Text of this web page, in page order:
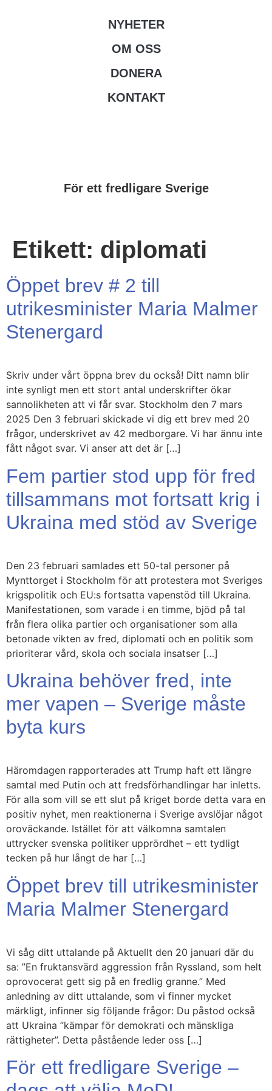
NYHETER
OM OSS
DONERA
KONTAKT
För ett fredligare Sverige
Etikett: diplomati
Öppet brev # 2 till
utrikesminister Maria Malmer
Stenergard
Skriv under vårt öppna brev du också! Ditt namn blir
inte synligt men ett stort antal underskrifter ökar
sannolikheten att vi får svar. Stockholm den 7 mars
2025 Den 3 februari skickade vi dig ett brev med 20
frågor, underskrivet av 42 medborgare. Vi har ännu inte
fått något svar. Vi anser att det är […]
Fem partier stod upp för fred
tillsammans mot fortsatt krig i
Ukraina med stöd av Sverige
Den 23 februari samlades ett 50-tal personer på
Mynttorget i Stockholm för att protestera mot Sveriges
krigspolitik och EU:s fortsatta vapenstöd till Ukraina.
Manifestationen, som varade i en timme, bjöd på tal
från flera olika partier och organisationer som alla
betonade vikten av fred, diplomati och en politik som
prioriterar vård, skola och sociala insatser […]
Ukraina behöver fred, inte
mer vapen – Sverige måste
byta kurs
Häromdagen rapporterades att Trump haft ett längre
samtal med Putin och att fredsförhandlingar har inletts.
För alla som vill se ett slut på kriget borde detta vara en
positiv nyhet, men reaktionerna i Sverige avslöjar något
oroväckande. Istället för att välkomna samtalen
uttrycker svenska politiker upprördhet – ett tydligt
tecken på hur långt de har […]
Öppet brev till utrikesminister
Maria Malmer Stenergard
Vi såg ditt uttalande på Aktuellt den 20 januari där du
sa: ”En fruktansvärd aggression från Ryssland, som helt
oprovocerat gett sig på en fredlig granne.” Med
anledning av ditt uttalande, som vi finner mycket
märkligt, infinner sig följande frågor: Du påstod också
att Ukraina ”kämpar för demokrati och mänskliga
rättigheter”. Detta påstående leder oss […]
För ett fredligare Sverige –